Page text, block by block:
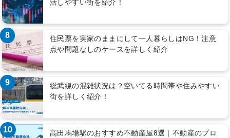
活しやすい街を紹介！
8
住民票を実家のままにして一人暮らしはNG！注意
点や問題なしのケースを詳しく紹介
9
総武線の混雑状況は？空いてる時間帯や住みやすい
街を詳しく紹介！
10
高田馬場駅のおすすめ不動産屋8選｜不動産のプロ